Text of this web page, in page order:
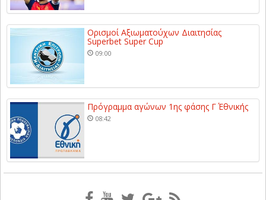
Ορισμοί Αξιωματούχων Διαιτησίας
Superbet Super Cup
09:00
Πρόγραμμα αγώνων 1ης φάσης Γ΄ Εθνικής
08:42